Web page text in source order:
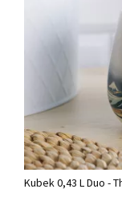
Kubek 0,43 L Duo -